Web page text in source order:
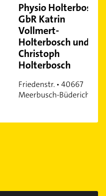
Physio Holterbosch
GbR Katrin
Vollmert-
Holterbosch und
Christoph
Holterbosch
Friedenstr. • 40667
Meerbusch-Büderich